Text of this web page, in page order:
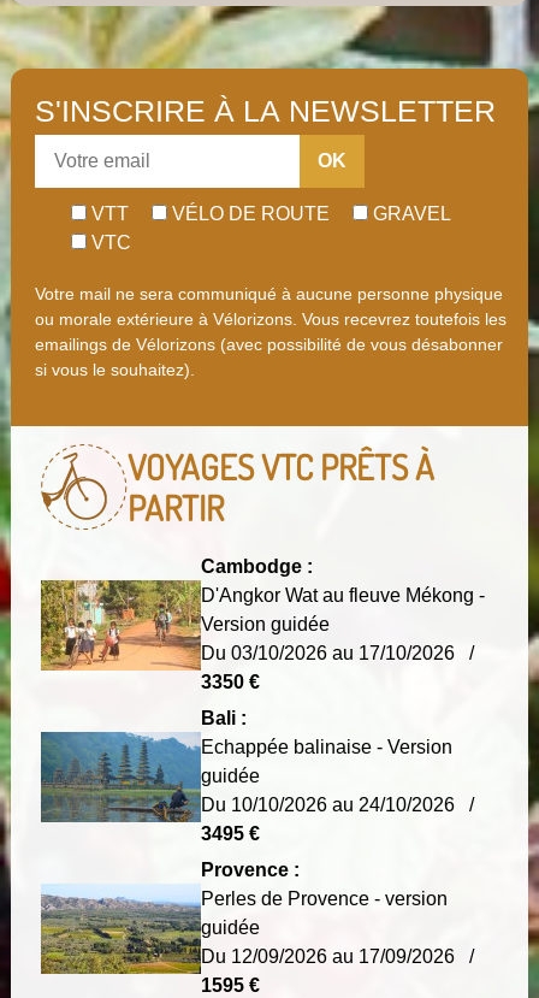
S'INSCRIRE À LA NEWSLETTER
OK
VTT VÉLO DE ROUTE
GRAVEL
VTC
Votre mail ne sera communiqué à aucune personne physique
ou morale extérieure à Vélorizons. Vous recevrez toutefois les
emailings de Vélorizons (avec possibilité de vous désabonner
si vous le souhaitez).
VOYAGES VTC PRÊTS À
PARTIR
Cambodge :
D'Angkor Wat au fleuve Mékong -
Version guidée
Du 03/10/2026 au 17/10/2026 /
3350 €
Bali :
Echappée balinaise - Version
guidée
Du 10/10/2026 au 24/10/2026 /
3495 €
Provence :
Perles de Provence - version
guidée
Du 12/09/2026 au 17/09/2026 /
1595 €